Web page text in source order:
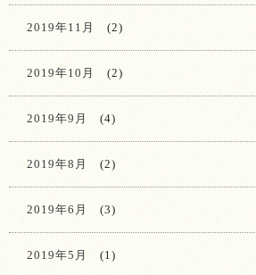
2019年11月 (2)
2019年10月 (2)
2019年9月 (4)
2019年8月 (2)
2019年6月 (3)
2019年5月 (1)